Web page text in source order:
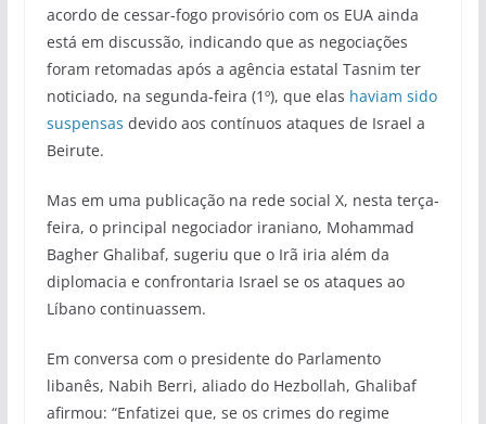
acordo de cessar-fogo provisório com os EUA ainda
está em discussão, indicando que as negociações
foram retomadas após a agência estatal Tasnim ter
noticiado, na segunda-feira (1º), que elas haviam sido
suspensas devido aos contínuos ataques de Israel a
Beirute.
Mas em uma publicação na rede social X, nesta terça-
feira, o principal negociador iraniano, Mohammad
Bagher Ghalibaf, sugeriu que o Irã iria além da
diplomacia e confrontaria Israel se os ataques ao
Líbano continuassem.
Em conversa com o presidente do Parlamento
libanês, Nabih Berri, aliado do Hezbollah, Ghalibaf
afirmou: “Enfatizei que, se os crimes do regime